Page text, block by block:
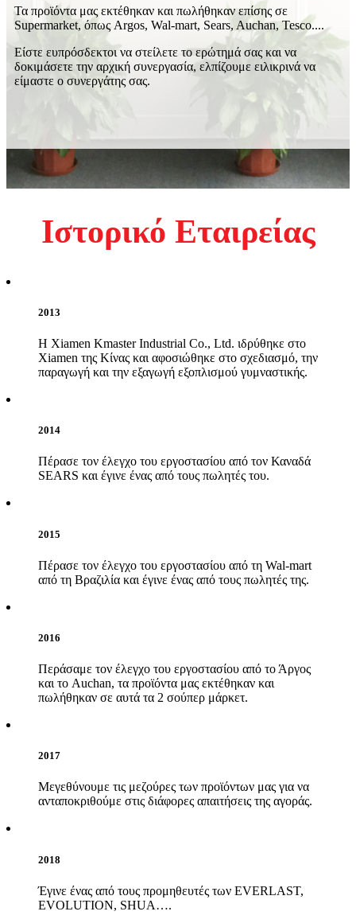
Τα προϊόντα μας εκτέθηκαν και πωλήθηκαν επίσης σε
Supermarket, όπως Argos, Wal-mart, Sears, Auchan, Tesco....
Είστε ευπρόσδεκτοι να στείλετε το ερώτημά σας και να
δοκιμάσετε την αρχική συνεργασία, ελπίζουμε ειλικρινά να
είμαστε ο συνεργάτης σας.
Ιστορικό Εταιρείας
2013
Η Xiamen Kmaster Industrial Co., Ltd. ιδρύθηκε στο
Xiamen της Κίνας και αφοσιώθηκε στο σχεδιασμό, την
παραγωγή και την εξαγωγή εξοπλισμού γυμναστικής.
2014
Πέρασε τον έλεγχο του εργοστασίου από τον Καναδά
SEARS και έγινε ένας από τους πωλητές του.
2015
Πέρασε τον έλεγχο του εργοστασίου από τη Wal-mart
από τη Βραζιλία και έγινε ένας από τους πωλητές της.
2016
Περάσαμε τον έλεγχο του εργοστασίου από το Άργος
και το Auchan, τα προϊόντα μας εκτέθηκαν και
πωλήθηκαν σε αυτά τα 2 σούπερ μάρκετ.
2017
Μεγεθύνουμε τις μεζούρες των προϊόντων μας για να
ανταποκριθούμε στις διάφορες απαιτήσεις της αγοράς.
2018
Έγινε ένας από τους προμηθευτές των EVERLAST,
EVOLUTION, SHUA….